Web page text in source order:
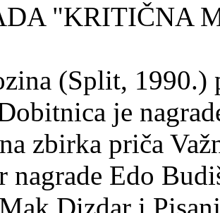
"KRITIČNA
(Split, 1990.)
je
zbirka priča
nagrade Edo
Dizdar i